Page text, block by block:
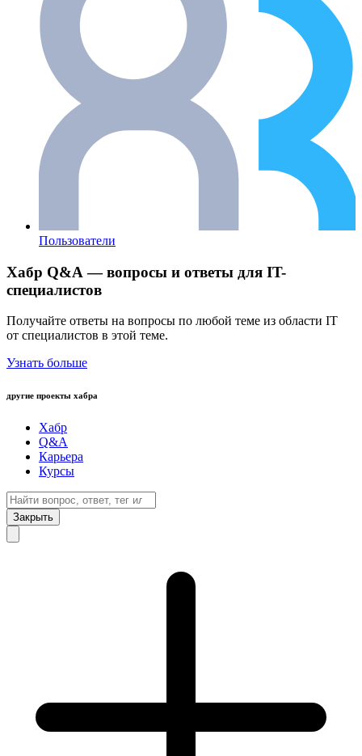
Пользователи
Хабр Q&A — вопросы и ответы для IT-
специалистов
Получайте ответы на вопросы по любой теме из области IT
от специалистов в этой теме.
Узнать больше
другие проекты хабра
Хабр
Q&A
Карьера
Курсы
Закрыть